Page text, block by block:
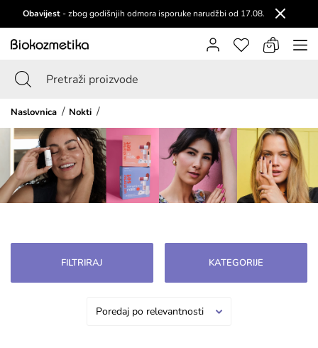
Obavijest - zbog godišnjih odmora isporuke narudžbi od 17.08.
Naslovnica Nokti
FILTRIRAJ KATEGORIJE
Poredaj po relevantnosti